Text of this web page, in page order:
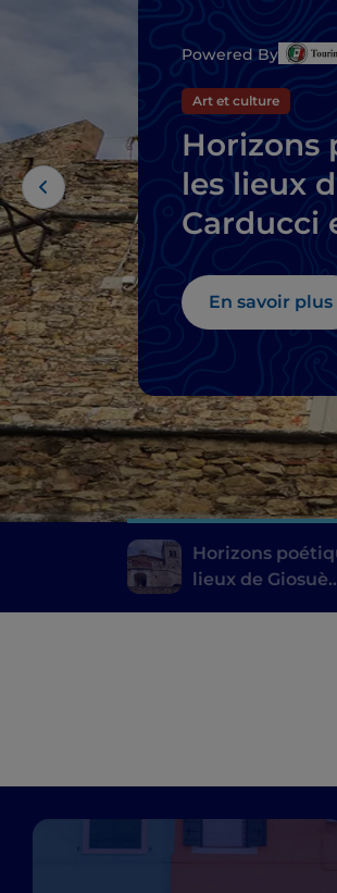
Powered By
Art et culture
Horizons
les lieux
Carducci
En savoir plus
Horizons
lieux de Giosuè